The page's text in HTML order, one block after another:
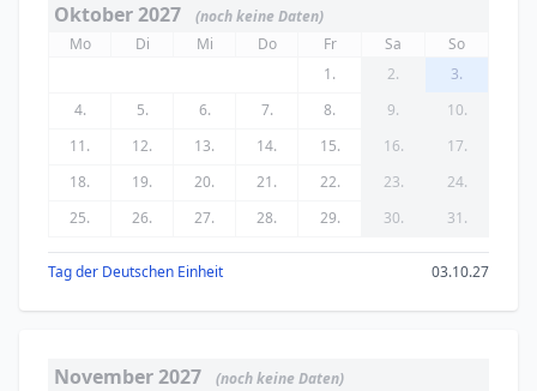
Oktober 2027
(noch keine Daten)
Mo
Di Mi Do Fr Sa
So
1.
2.
3.
4.
5. 6. 7. 8. 9.
10.
11.
12. 13. 14. 15. 16.
17.
18.
19. 20. 21. 22. 23.
24.
25.
26. 27. 28. 29. 30. 31.
Tag der Deutschen Einheit 03.10.27
November 2027
(noch keine Daten)